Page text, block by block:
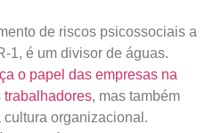
de riscos psicossociais a
1, é um divisor de águas.
o papel das empresas na
trabalhadores, mas também
organizacional.